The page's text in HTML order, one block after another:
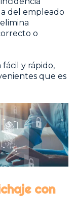
del empleado
o
y rápido,
que es
con